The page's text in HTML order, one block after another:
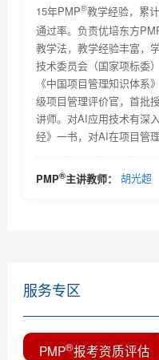
深圳2016年9月PMP®
喜讯：深圳2016年12
广州2016年12月
优培东方广州2017年
深圳2017年9月PMP®
优培东方广州
15年PMP®教学经验，累
通过率。负责优培东方
教学法，教学经验丰富，
技术委员会（国家项标委
《中国项目管理知识体系
级项目管理评价官，首批
讲师。对AI应用技术有深
经》一书，对AI在项目管
PMP®主讲教师： 胡光超
服务专区
PMP®报考资质评估